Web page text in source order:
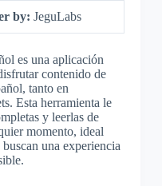
by: JeguLabs
es una aplicación
contenido de
tanto en
Esta herramienta le
y leerlas de
momento, ideal
una experiencia